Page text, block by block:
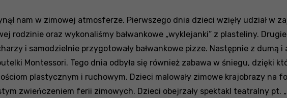
nam w zimowej atmosferze. Pierwszego dnia dzieci wzięły udział w
rodzinie oraz wykonaliśmy bałwankowe „wyklejanki” z plasteliny.
i samodzielnie przygotowały bałwankowe pizze. Następnie z dumą
Montessori. Tego dnia odbyła się również zabawa w śniegu, dzięki
plastycznym i ruchowym. Dzieci malowały zimowe krajobrazy na
zwieńczeniem ferii zimowych. Dzieci obejrzały spektakl teatralny pt.